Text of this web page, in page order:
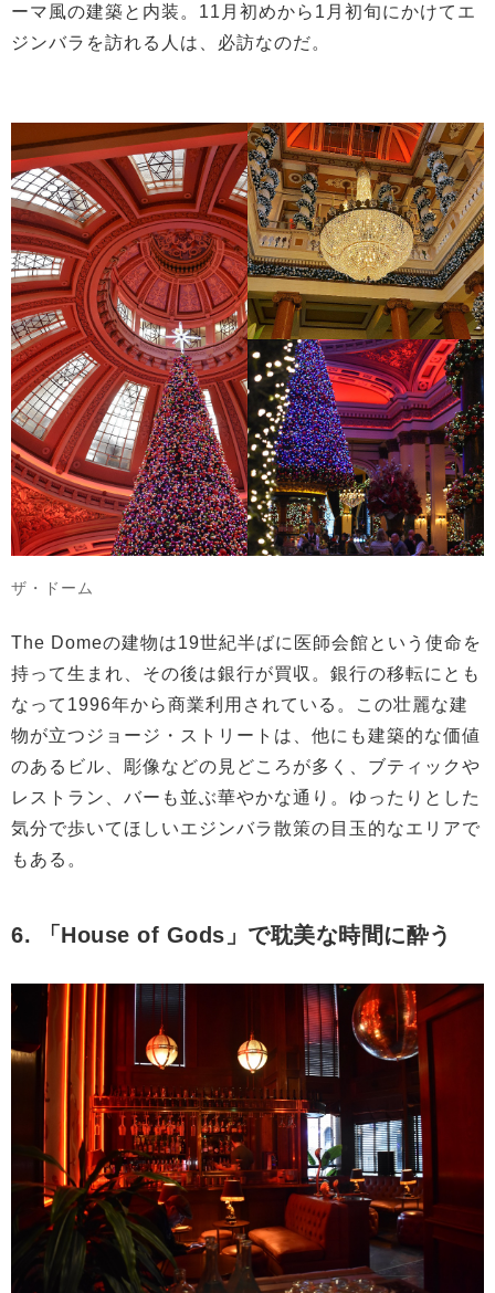
ーマ風の建築と内装。11月初めから1月初旬にかけてエ
ジンバラを訪れる人は、必訪なのだ。
ザ・ドーム
The Domeの建物は19世紀半ばに医師会館という使命を
持って生まれ、その後は銀行が買収。銀行の移転にとも
なって1996年から商業利用されている。この壮麗な建
物が立つジョージ・ストリートは、他にも建築的な価値
のあるビル、彫像などの見どころが多く、ブティックや
レストラン、バーも並ぶ華やかな通り。ゆったりとした
気分で歩いてほしいエジンバラ散策の目玉的なエリアで
もある。
6. 「House of Gods」で耽美な時間に酔う